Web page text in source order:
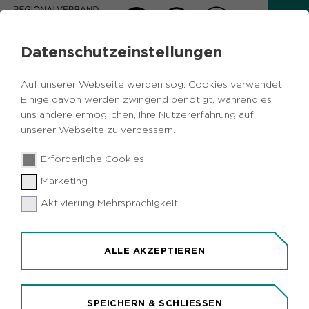
Datenschutzeinstellungen
Auf unserer Webseite werden sog. Cookies verwendet.
Einige davon werden zwingend benötigt, während es
uns andere ermöglichen, Ihre Nutzererfahrung auf
unserer Webseite zu verbessern.
Erforderliche Cookies
Marketing
Aktivierung Mehrsprachigkeit
ALLE AKZEPTIEREN
SPEICHERN & SCHLIESSEN
AKTUELLES
Zurück
Ruhr
NRW
Land unterstützt Gate.Ruhr in Marl mit
14,5 Millionen Euro
Marl (idr). Das Land fördert die Entwicklung des
Industrie- und Gewerbegebietes Gate.Ruhr in Marl
Gelände des 2015 stillgelegten Bergwerks